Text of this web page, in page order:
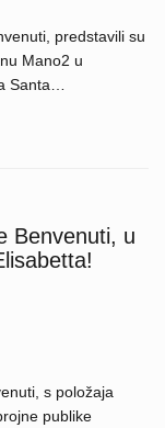
predstavili su
Mano2 u
Santa…
Benvenuti, u
s položaja
publike